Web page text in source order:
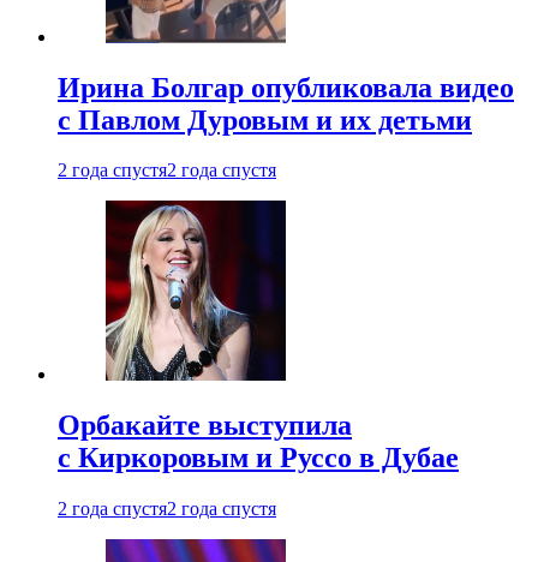
Ирина Болгар опубликовала видео
с Павлом Дуровым и их детьми
2 года спустя2 года спустя
Орбакайте выступила
с Киркоровым и Руссо в Дубае
2 года спустя2 года спустя